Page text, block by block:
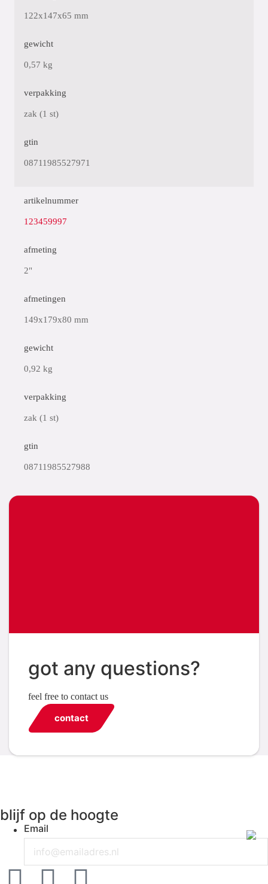
122x147x65 mm
gewicht
0,57 kg
verpakking
zak (1 st)
gtin
08711985527971
artikelnummer
123459997
afmeting
2"
afmetingen
149x179x80 mm
gewicht
0,92 kg
verpakking
zak (1 st)
gtin
08711985527988
got any questions?
feel free to contact us
contact
blijf op de hoogte
Email